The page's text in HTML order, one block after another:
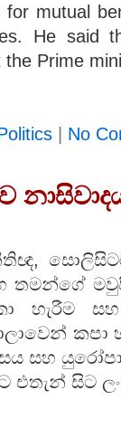
mutual
He said
the Prime
| No
නීතිඥ,
තමන්ගේ
හැරීම
කපා
සහ
සිට